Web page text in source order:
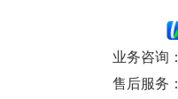
业务咨询：
售后服务：